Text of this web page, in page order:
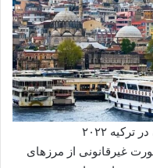
۲۰۲۲
غیرقانونی از مرزهای